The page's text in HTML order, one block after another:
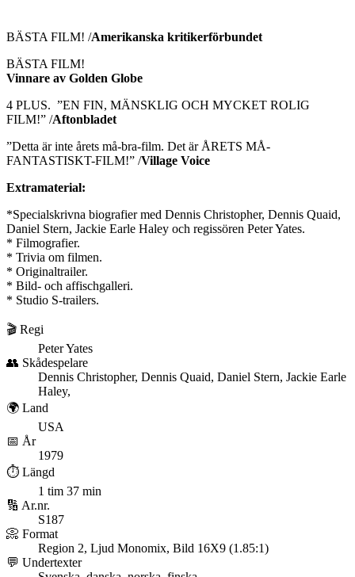
BÄSTA FILM! /Amerikanska kritikerförbundet
BÄSTA FILM!
Vinnare av Golden Globe
4 PLUS. ”EN FIN, MÄNSKLIG OCH MYCKET ROLIG
FILM!” /Aftonbladet
”Detta är inte årets må-bra-film. Det är ÅRETS MÅ-
FANTASTISKT-FILM!” /Village Voice
Extramaterial:
*Specialskrivna biografier med Dennis Christopher, Dennis Quaid,
Daniel Stern, Jackie Earle Haley och regissören Peter Yates.
* Filmografier.
* Trivia om filmen.
* Originaltrailer.
* Bild- och affischgalleri.
* Studio S-trailers.
🎬 Regi
Peter Yates
👥 Skådespelare
Dennis Christopher, Dennis Quaid, Daniel Stern, Jackie Earle
Haley,
🌍 Land
USA
📅 År
1979
⏱️ Längd
1 tim 37 min
🔢 Ar.nr.
S187
📀 Format
Region 2, Ljud Monomix, Bild 16X9 (1.85:1)
💬 Undertexter